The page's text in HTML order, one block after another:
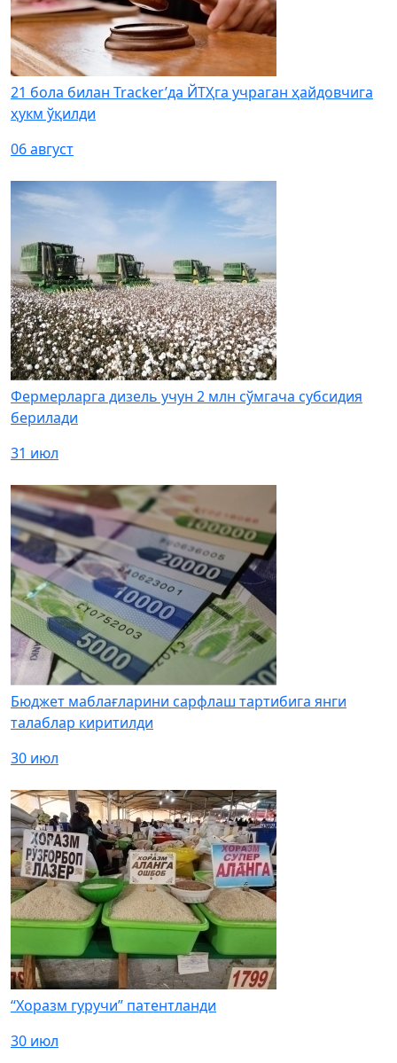
21 бола билан Tracker’да ЙТҲга учраган ҳайдовчига
ҳукм ўқилди
06 август
Фермерларга дизель учун 2 млн сўмгача субсидия
берилади
31 июл
Бюджет маблағларини сарфлаш тартибига янги
талаблар киритилди
30 июл
“Хоразм гуручи” патентланди
30 июл